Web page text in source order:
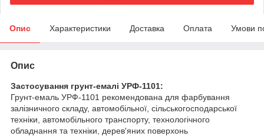
Опис Характеристики Доставка Оплата Умови
Опис
Застосування грунт-емалі УРФ-1101:
Грунт-емаль УРФ-1101 рекомендована для фарбування
залізничного складу, автомобільної, сільськогосподарської
техніки, автомобільного транспорту, технологічного
обладнання та техніки, дерев'яних поверхонь